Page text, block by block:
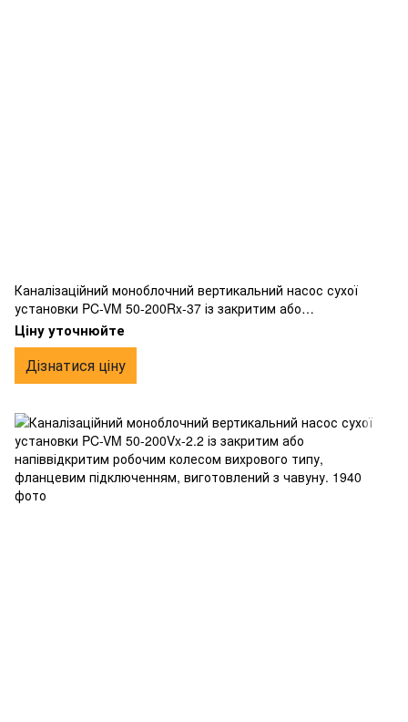
Каналізаційний моноблочний вертикальний насос сухої
установки PC-VM 50-200Rx-37 із закритим або
напіввідкритим робочим колесом вихрового типу,
фланцевим підключенням, виготовлений з чавуну.
Ціну уточнюйте
Дізнатися ціну